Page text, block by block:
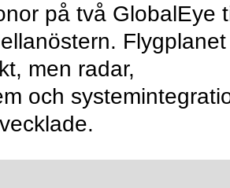
på två GlobalEye
men radar,
och